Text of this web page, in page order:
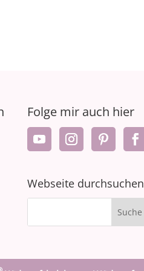
Folge mir auch hier
Webseite durchsuchen